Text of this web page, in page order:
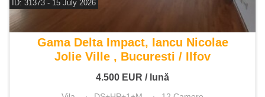
ID: 31373 - 15 July 2026
Gama Delta Impact, Iancu Nicolae
Jolie Ville , Bucuresti / Ilfov
4.500 EUR / lună